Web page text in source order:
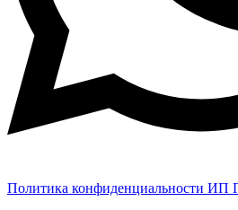
Политика конфиденциальности ИП